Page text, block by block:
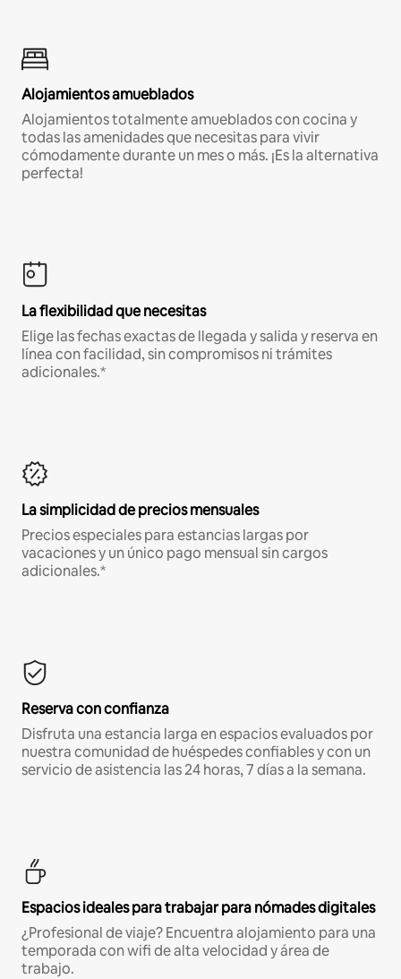
Alojamientos amueblados
Alojamientos totalmente amueblados con cocina y
todas las amenidades que necesitas para vivir
cómodamente durante un mes o más. ¡Es la alternativa
perfecta!
La flexibilidad que necesitas
Elige las fechas exactas de llegada y salida y reserva en
línea con facilidad, sin compromisos ni trámites
adicionales.*
La simplicidad de precios mensuales
Precios especiales para estancias largas por
vacaciones y un único pago mensual sin cargos
adicionales.*
Reserva con confianza
Disfruta una estancia larga en espacios evaluados por
nuestra comunidad de huéspedes confiables y con un
servicio de asistencia las 24 horas, 7 días a la semana.
Espacios ideales para trabajar para nómades digitales
¿Profesional de viaje? Encuentra alojamiento para una
temporada con wifi de alta velocidad y área de
trabajo.